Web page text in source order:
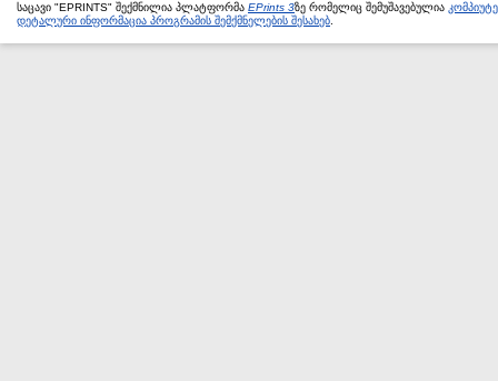
საცავი "EPRINTS" შექმნილია პლატფორმა EPrints 3ზე რომელიც შემუშავებულია
დეტალური ინფორმაცია პროგრამის შემქმნელების შესახებ.